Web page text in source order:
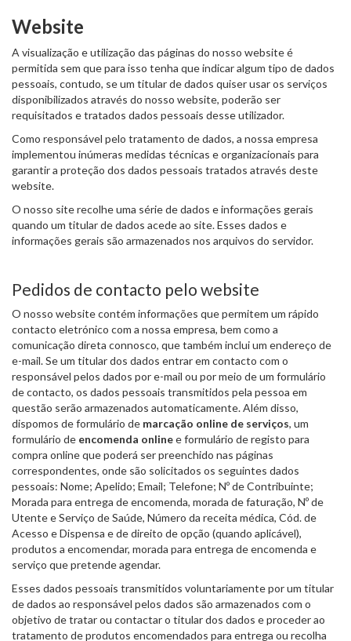
Website
A visualização e utilização das páginas do nosso website é
permitida sem que para isso tenha que indicar algum tipo de dados
pessoais, contudo, se um titular de dados quiser usar os serviços
disponibilizados através do nosso website, poderão ser
requisitados e tratados dados pessoais desse utilizador.
Como responsável pelo tratamento de dados, a nossa empresa
implementou inúmeras medidas técnicas e organizacionais para
garantir a proteção dos dados pessoais tratados através deste
website.
O nosso site recolhe uma série de dados e informações gerais
quando um titular de dados acede ao site. Esses dados e
informações gerais são armazenados nos arquivos do servidor.
Pedidos de contacto pelo website
O nosso website contém informações que permitem um rápido
contacto eletrónico com a nossa empresa, bem como a
comunicação direta connosco, que também inclui um endereço de
e-mail. Se um titular dos dados entrar em contacto com o
responsável pelos dados por e-mail ou por meio de um formulário
de contacto, os dados pessoais transmitidos pela pessoa em
questão serão armazenados automaticamente. Além disso,
dispomos de formulário de marcação online de serviços, um
formulário de encomenda onlinee formulário de registo para
compra online que poderá ser preenchido nas páginas
correspondentes, onde são solicitados os seguintes dados
pessoais: Nome; Apelido; Email; Telefone; Nº de Contribuinte;
Morada para entrega de encomenda, morada de faturação, Nº de
Utente e Serviço de Saúde, Número da receita médica, Cód. de
Acesso e Dispensa e de direito de opção (quando aplicável),
produtos a encomendar, morada para entrega de encomenda e
serviço que pretende agendar.
Esses dados pessoais transmitidos voluntariamente por um titular
de dados ao responsável pelos dados são armazenados com o
objetivo de tratar ou contactar o titular dos dados e proceder ao
tratamento de produtos encomendados para entrega ou recolha